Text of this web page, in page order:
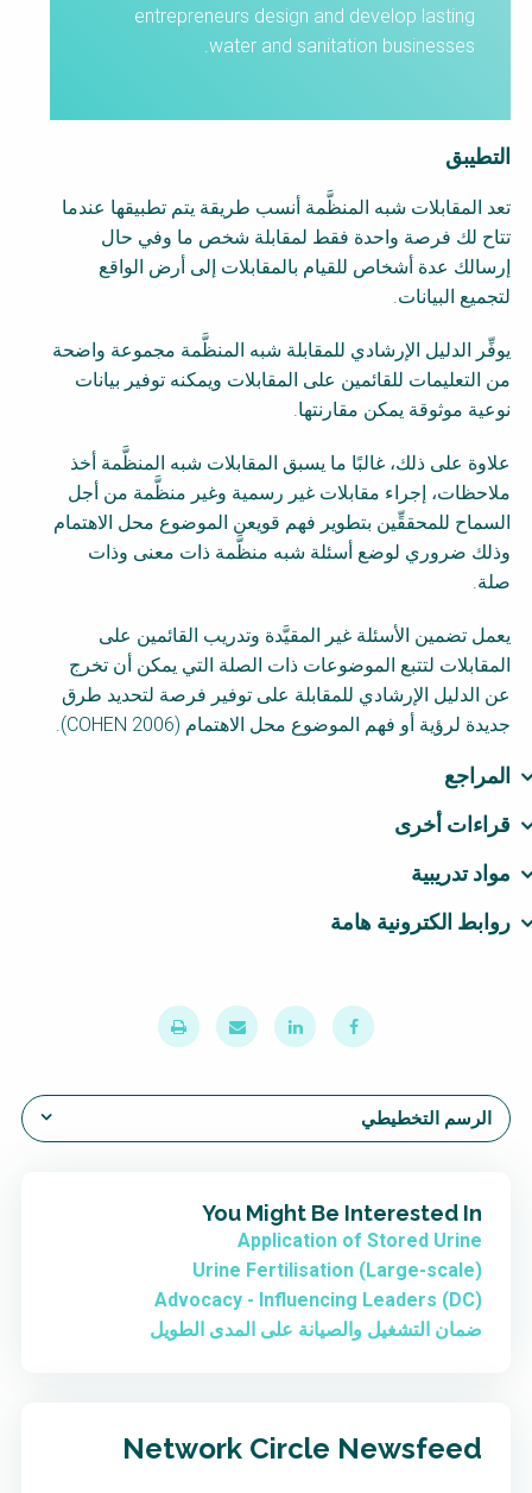
entrepreneurs design and develop lasting
water and sanitation businesses.
التطيبق
تعد المقابلات شبه المنظَّمة أنسب طريقة يتم تطبيقها عندما
تتاح لك فرصة واحدة فقط لمقابلة شخص ما وفي حال
إرسالك عدة أشخاص للقيام بالمقابلات إلى أرض الواقع
لتجميع البيانات.
يوفِّر الدليل الإرشادي للمقابلة شبه المنظَّمة مجموعة واضحة
من التعليمات للقائمين على المقابلات ويمكنه توفير بيانات
نوعية موثوقة يمكن مقارنتها.
علاوة على ذلك، غالبًا ما يسبق المقابلات شبه المنظَّمة أخذ
ملاحظات، إجراء مقابلات غير رسمية وغير منظَّمة من أجل
السماح للمحققِّين بتطوير فهم قويعن الموضوع محل الاهتمام
وذلك ضروري لوضع أسئلة شبه منظَّمة ذات معنى وذات
صلة.
يعمل تضمين الأسئلة غير المقيَّدة وتدريب القائمين على
المقابلات لتتبع الموضوعات ذات الصلة التي يمكن أن تخرج
عن الدليل الإرشادي للمقابلة على توفير فرصة لتحديد طرق
جديدة لرؤية أو فهم الموضوع محل الاهتمام (COHEN 2006
).
المراجع
قراءات أخرى
مواد تدريبية
روابط الكترونية هامة
الرسم التخطيطي
You Might Be Interested In
Application of Stored Urine
Urine Fertilisation (Large-scale)
Advocacy - Influencing Leaders (DC)
ضمان التشغيل والصيانة على المدى الطويل
Network Circle Newsfeed